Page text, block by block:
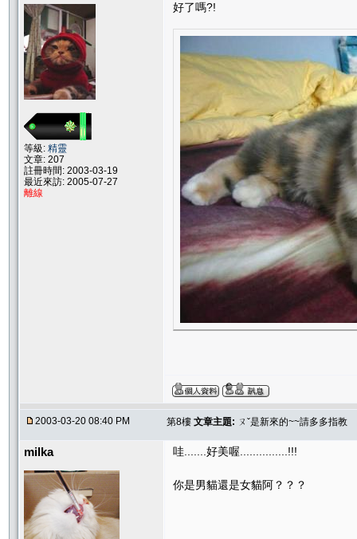
等級: 精靈
文章: 207
註冊時間: 2003-03-19
最近來訪: 2005-07-27
離線
好了嗎?!
2003-03-20 08:40 PM 第8樓 文章主題: ㄡˇ是新來的~~請多多指教
milka 哇.......好美喔...............!!!
你是男貓還是女貓阿？？？